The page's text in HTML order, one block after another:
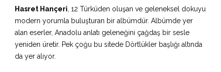
Hasret Hançeri , 12 Türküden oluşan ve geleneksel dokuyu
modern yorumla buluşturan bir albümdür. Albümde yer
alan eserler, Anadolu anlatı geleneğini çağdaş bir sesle
yeniden üretir. Pek çoğu bu sitede Dörtlükler başlığı altında
da yer alıyor.